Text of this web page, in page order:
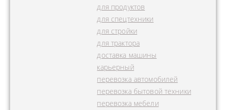
для продуктов
для спецтехники
для стройки
для трактора
доставка машины
карьерный
перевозка автомобилей
перевозка бытовой техники
перевозка мебели